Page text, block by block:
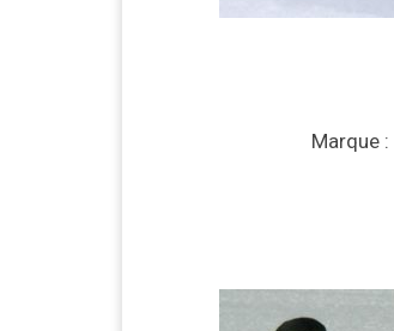
Marque :